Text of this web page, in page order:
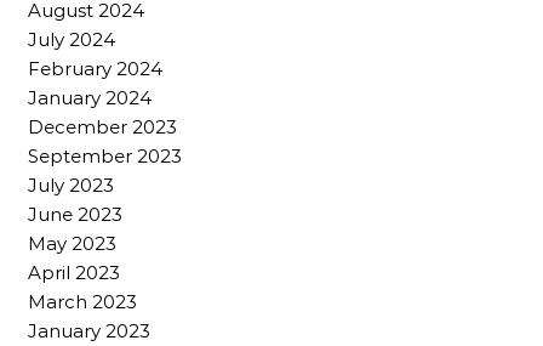
August 2024
July 2024
February 2024
January 2024
December 2023
September 2023
July 2023
June 2023
May 2023
April 2023
March 2023
January 2023